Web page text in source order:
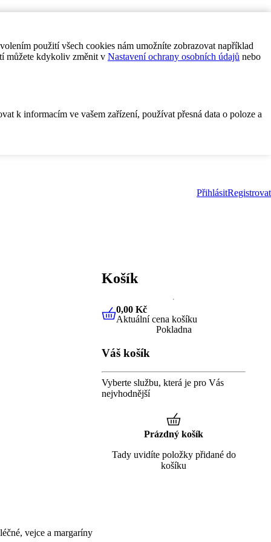
použití všech cookies nám umožníte zobrazovat například
můžete kdykoliv změnit v Nastavení ochrany osobních údajů nebo
k informacím ve vašem zařízení, používat přesná data o poloze a
PřihlásitRegistrovat
vejce a margaríny
Košík
0,00 KčAktuální cena košíku
0,00 Kč
Aktuální cena košíku
Pokladna
Váš košík
Vyberte službu, která je pro Vás
nejvhodnější
Prázdný košík
Tady uvidíte položky přidané do
košíku